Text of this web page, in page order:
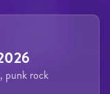
punk rock